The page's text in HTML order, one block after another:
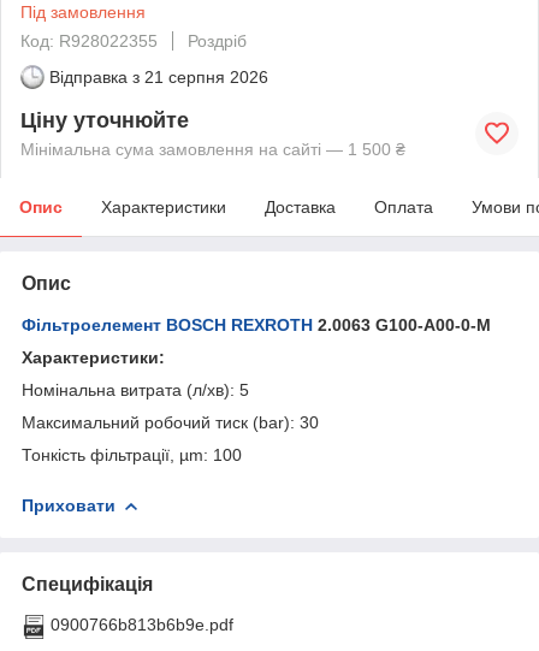
Під замовлення
Код: R928022355
Роздріб
Відправка з 21 серпня 2026
Ціну уточнюйте
Мінімальна сума замовлення на сайті — 1 500 ₴
Опис Характеристики Доставка Оплата Умови
Опис
Фільтроелемент BOSCH REXROTH 2.0063 G100-A00-0-M
Характеристики:
Номінальна витрата (л/хв): 5
Максимальний робочий тиск (bar): 30
Тонкість фільтрації, µm: 100
Приховати
Специфікація
0900766b813b6b9e.pdf